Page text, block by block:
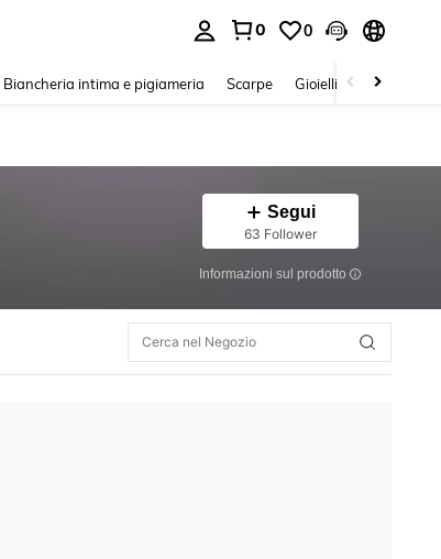
0 0
Biancheria intima e pigiameria Scarpe Gioielli E Accessori
Segui
63 Follower
Informazioni sul prodotto